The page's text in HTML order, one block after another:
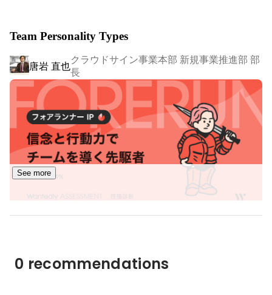
弁護士ドットコムのミッション・ビジョン、運営サービ
https://www.bengo4.com/corporate/careers/
Team Personality Types
唐岩 直也
クラウドサイン事業本部 新規事業推進部 部
長
See more
0 recommendations